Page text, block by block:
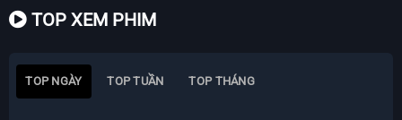
TOP XEM PHIM
TOP NGÀY TOP TUẦN TOP THÁNG